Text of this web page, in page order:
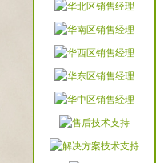
华北区销售经理
华南区销售经理
华西区销售经理
华东区销售经理
华中区销售经理
售后技术支持
解决方案技术支持